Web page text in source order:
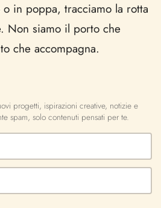
in poppa, tracciamo la rotta
Non siamo il porto che
che accompagna.
progetti, ispirazioni creative, notizie e
spam, solo contenuti pensati per te.